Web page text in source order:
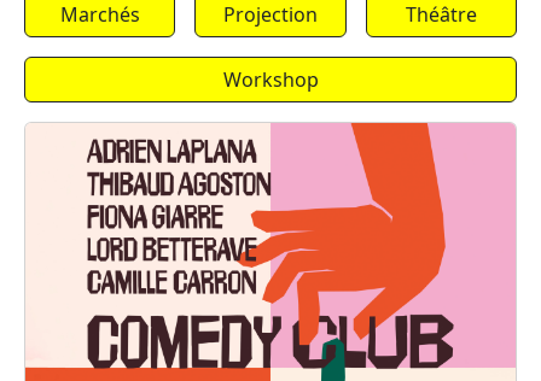
Marchés Projection Théâtre
Workshop